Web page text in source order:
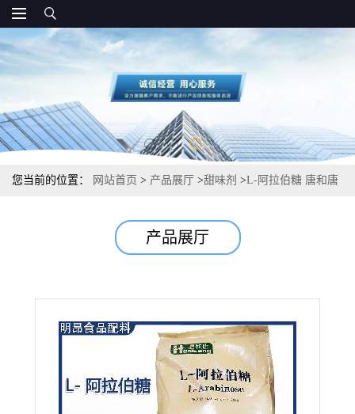
您当前的位置： 网站首页 > 产品展厅 >甜味剂 >L-阿拉伯糖 唐和唐
产品展厅